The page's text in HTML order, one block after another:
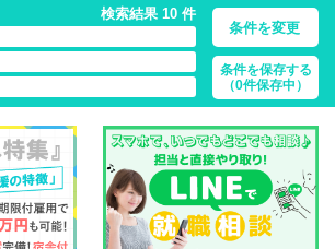
検索結果 10 件
条件を変更
条件を保存する
（0件保存中）
・パート・応援ナース・派遣の 看護師求
一覧